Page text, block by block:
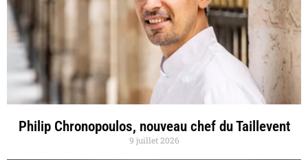
Philip Chronopoulos, nouveau chef du Taillevent
9 juillet 2026